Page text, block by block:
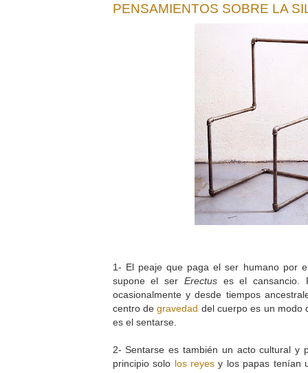
PENSAMIENTOS SOBRE LA
1- El peaje que paga el ser humano por
supone el ser Erectuses el cansancio.
ocasionalmente y desde tiempos
centro degravedad del cuerpo es un modo
es el sentarse.
2- Sentarse es también un acto cultural y
principio solo los reyes y los papas tenían